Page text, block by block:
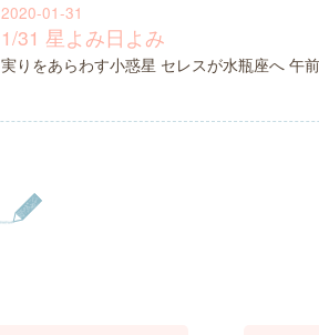
2020-01-31
1/31 星よみ日よみ
実りをあらわす小惑星 セレスが水瓶座へ 午